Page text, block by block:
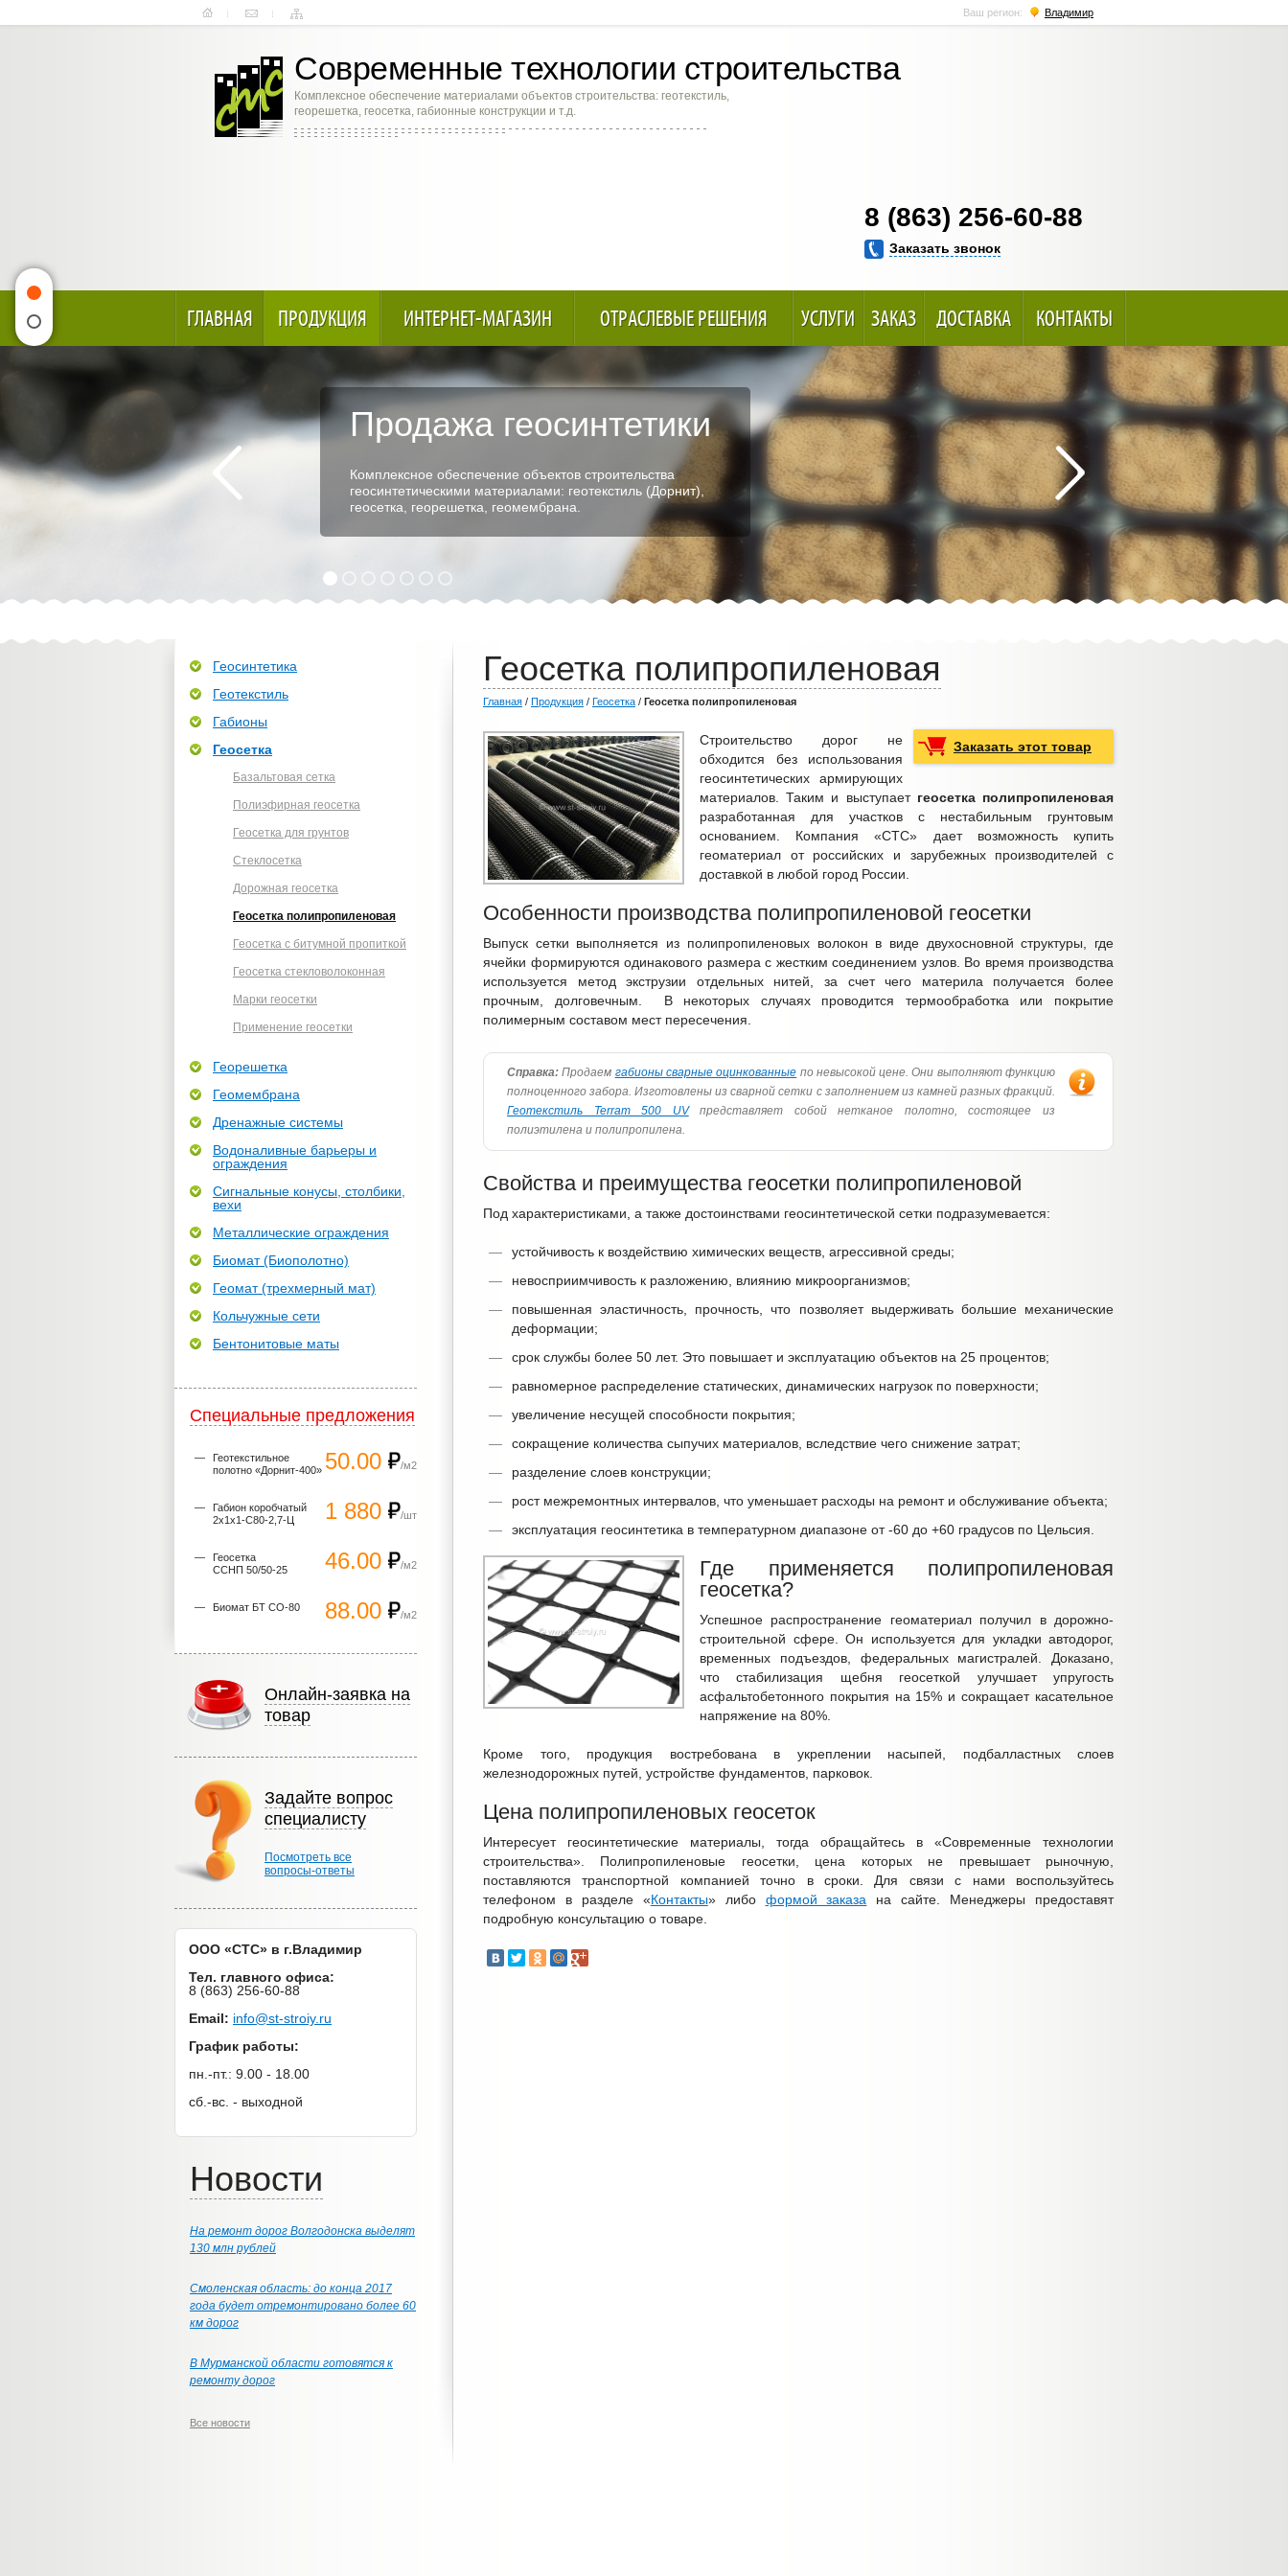
Ваш регион: Владимир
Современные технологии строительства
Комплексное обеспечение материалами объектов строительства: геотекстиль,
георешетка, геосетка, габионные конструкции и т.д.
8 (863) 256-60-88
Заказать звонок
ГЛАВНАЯ ПРОДУКЦИЯ ИНТЕРНЕТ-МАГАЗИН ОТРАСЛЕВЫЕ РЕШЕНИЯ УСЛУГИ ЗАКАЗ ДОСТАВКА КОНТАКТЫ
Продажа геосинтетики
Комплексное обеспечение объектов строительства
геосинтетическими материалами: геотекстиль (Дорнит),
геосетка, георешетка, геомембрана.
Геосетка полипропиленовая
Главная / Продукция / Геосетка / Геосетка полипропиленовая
Заказать этот товар
Строительство дорог не
обходится без использования
геосинтетических армирующих
материалов. Таким и выступает геосетка полипропиленовая
разработанная для участков с нестабильным грунтовым
основанием. Компания «СТС» дает возможность купить
геоматериал от российских и зарубежных производителей с
доставкой в любой город России.
Особенности производства полипропиленовой геосетки
Выпуск сетки выполняется из полипропиленовых волокон в виде двухосновной структуры, где
ячейки формируются одинакового размера с жестким соединением узлов. Во время производства
используется метод экструзии отдельных нитей, за счет чего материла получается более
прочным, долговечным. В некоторых случаях проводится термообработка или покрытие
полимерным составом мест пересечения.
Справка: Продаем габионы сварные оцинкованные по невысокой цене. Они выполняют функцию
полноценного забора. Изготовлены из сварной сетки с заполнением из камней разных фракций.
Геотекстиль Terram 500 UVпредставляет собой нетканое полотно, состоящее из
полиэтилена и полипропилена.
Свойства и преимущества геосетки полипропиленовой
Под характеристиками, а также достоинствами геосинтетической сетки подразумевается:
устойчивость к воздействию химических веществ, агрессивной среды;
невосприимчивость к разложению, влиянию микроорганизмов;
повышенная эластичность, прочность, что позволяет выдерживать большие механические
деформации;
срок службы более 50 лет. Это повышает и эксплуатацию объектов на 25 процентов;
равномерное распределение статических, динамических нагрузок по поверхности;
увеличение несущей способности покрытия;
сокращение количества сыпучих материалов, вследствие чего снижение затрат;
разделение слоев конструкции;
рост межремонтных интервалов, что уменьшает расходы на ремонт и обслуживание объекта;
эксплуатация геосинтетика в температурном диапазоне от -60 до +60 градусов по Цельсия.
Где применяется полипропиленовая
геосетка?
Успешное распространение геоматериал получил в дорожно-
строительной сфере. Он используется для укладки автодорог,
временных подъездов, федеральных магистралей. Доказано,
что стабилизация щебня геосеткой улучшает упругость
асфальтобетонного покрытия на 15% и сокращает касательное
напряжение на 80%.
Кроме того, продукция востребована в укреплении насыпей, подбалластных слоев
железнодорожных путей, устройстве фундаментов, парковок.
Цена полипропиленовых геосеток
Интересует геосинтетические материалы, тогда обращайтесь в «Современные технологии
строительства». Полипропиленовые геосетки, цена которых не превышает рыночную,
поставляются транспортной компанией точно в сроки. Для связи с нами воспользуйтесь
телефоном в разделе «Контакты» либо формой заказа на сайте. Менеджеры предоставят
подробную консультацию о товаре.
Геосинтетика
Геотекстиль
Габионы
Геосетка
Базальтовая сетка
Полиэфирная геосетка
Геосетка для грунтов
Стеклосетка
Дорожная геосетка
Геосетка полипропиленовая
Геосетка с битумной пропиткой
Геосетка стекловолоконная
Марки геосетки
Применение геосетки
Георешетка
Геомембрана
Дренажные системы
Водоналивные барьеры и
ограждения
Сигнальные конусы, столбики,
вехи
Металлические ограждения
Биомат (Биополотно)
Геомат (трехмерный мат)
Кольчужные сети
Бентонитовые маты
Специальные предложения
50.00 /м2
Геотекстильное
полотно «Дорнит-400»
1 880 /шт
Габион коробчатый
2х1х1-С80-2,7-Ц
46.00 /м2
Геосетка
ССНП 50/50-25
88.00 /м2
Биомат БТ СО-80
Онлайн-заявка на
товар
Задайте вопрос
специалисту
Посмотреть все
вопросы-ответы
ООО «СТС» в г.Владимир
Тел. главного офиса:
8 (863) 256-60-88
Email: info@st-stroiy.ru
График работы:
пн.-пт.: 9.00 - 18.00
сб.-вс. - выходной
Новости
На ремонт дорог Волгодонска выделят
130 млн рублей
Смоленская область: до конца 2017
года будет отремонтировано более 60
км дорог
В Мурманской области готовятся к
ремонту дорог
Все новости